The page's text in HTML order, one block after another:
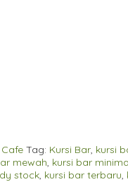
Tag: Kursi Bar, kursi
mewah, kursi bar
stock, kursi bar terbaru,